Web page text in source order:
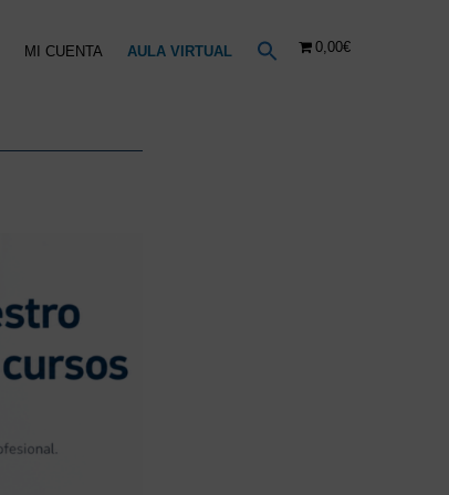
MI CUENTA AULA VIRTUAL 0,00€